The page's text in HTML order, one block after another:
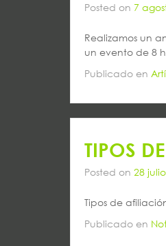
Posted on 7
Realizamos un
un evento de 8
Publicado en
TIPOS
Posted on 28
Tipos de
Publicado en